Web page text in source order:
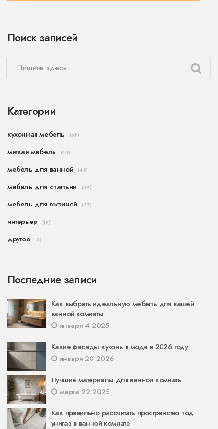
Поиск записей
Категории
кухонная мебель (63)
мягкая мебель (48)
мебель для ванной (43)
мебель для спальни (39)
мебель для гостиной (37)
интерьер (19)
другое (2)
Последние записи
Как выбрать идеальную мебель для вашей
ванной комнаты
января 4 2025
Какие фасады кухонь в моде в 2026 году
января 20 2026
Лучшие материалы для ванной комнаты
марта 22 2025
Как правильно рассчитать пространство под
унитаз в ванной комнате